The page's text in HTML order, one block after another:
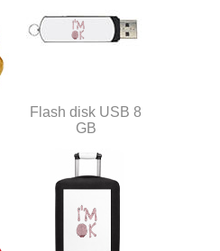
Flash disk USB 8
GB